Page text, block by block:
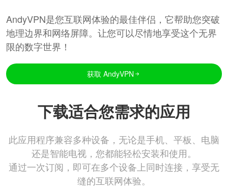
AndyVPN是您互联网体验的最佳伴侣，它帮助您突破
地理边界和网络屏障。让您可以尽情地享受这个无界
限的数字世界！
获取 AndyVPN
下载适合您需求的应用
此应用程序兼容多种设备，无论是手机、平板、电脑
还是智能电视，您都能轻松安装和使用。
通过一次订阅，即可在多个设备上同时连接，享受无
缝的互联网体验。